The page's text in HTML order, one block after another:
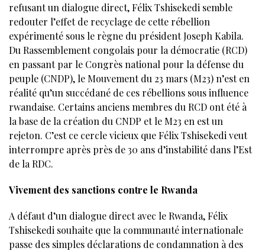
refusant un dialogue direct, Félix Tshisekedi semble
redouter l’effet de recyclage de cette rébellion
expérimenté sous le règne du président Joseph Kabila.
Du Rassemblement congolais pour la démocratie (RCD)
en passant par le Congrès national pour la défense du
peuple (CNDP), le Mouvement du 23 mars (M23) n’est en
réalité qu’un succédané de ces rébellions sous influence
rwandaise. Certains anciens membres du RCD ont été à
la base de la création du CNDP et le M23 en est un
rejeton. C’est ce cercle vicieux que Félix Tshisekedi veut
interrompre après près de 30 ans d’instabilité dans l’Est
de la RDC.
Vivement des sanctions contre le Rwanda
A défaut d’un dialogue direct avec le Rwanda, Félix
Tshisekedi souhaite que la communauté internationale
passe des simples déclarations de condamnation à des